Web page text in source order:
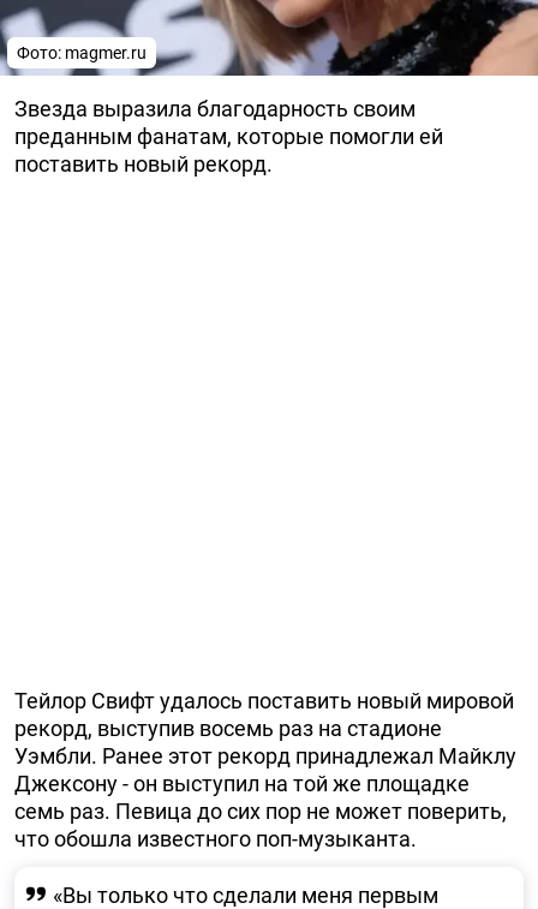
Фото: magmer.ru
Звезда выразила благодарность своим
преданным фанатам, которые помогли ей
поставить новый рекорд.
Тейлор Свифт удалось поставить новый мировой
рекорд, выступив восемь раз на стадионе
Уэмбли. Ранее этот рекорд принадлежал Майклу
Джексону - он выступил на той же площадке
семь раз. Певица до сих пор не может поверить,
что обошла известного поп-музыканта.
«Вы только что сделали меня первым